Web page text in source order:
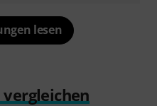
lesen